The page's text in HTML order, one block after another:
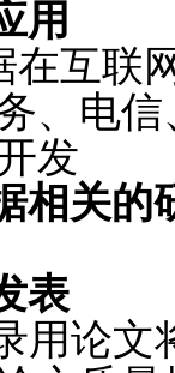
用
互联
、电
发
相关的
表
论文